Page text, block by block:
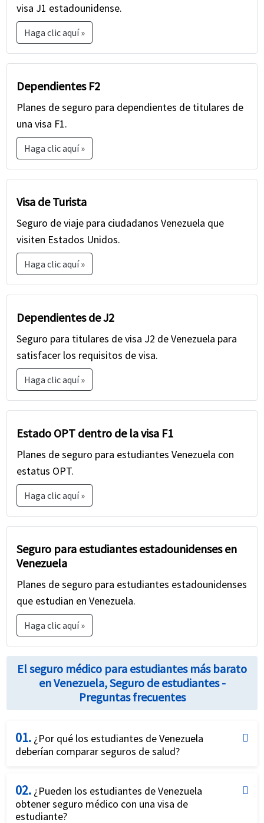
visa J1 estadounidense.
Haga clic aquí »
Dependientes F2
Planes de seguro para dependientes de titulares de
una visa F1.
Haga clic aquí »
Visa de Turista
Seguro de viaje para ciudadanos Venezuela que
visiten Estados Unidos.
Haga clic aquí »
Dependientes de J2
Seguro para titulares de visa J2 de Venezuela para
satisfacer los requisitos de visa.
Haga clic aquí »
Estado OPT dentro de la visa F1
Planes de seguro para estudiantes Venezuela con
estatus OPT.
Haga clic aquí »
Seguro para estudiantes estadounidenses en
Venezuela
Planes de seguro para estudiantes estadounidenses
que estudian en Venezuela.
Haga clic aquí »
El seguro médico para estudiantes más barato
en Venezuela, Seguro de estudiantes -
Preguntas frecuentes
01. ¿Por qué los estudiantes de Venezuela
deberían comparar seguros de salud?
estudiantes internacionales parecen similares a
primera vista. Sin embargo, si bien tienen muchos
02. ¿Pueden los estudiantes de Venezuela
obtener seguro médico con una visa de
estudiante?